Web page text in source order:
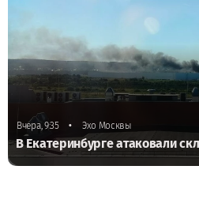
Вчера, 9:35 • Эхо Москвы
В Екатеринбурге атаковали